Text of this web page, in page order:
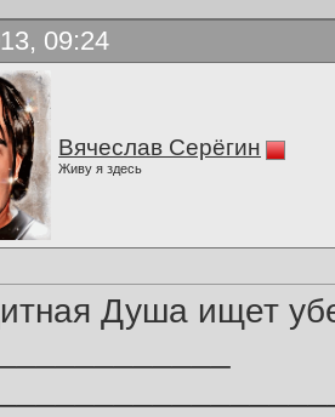
09:24
Вячеслав Серёгин
Живу я здесь
Душа ищет